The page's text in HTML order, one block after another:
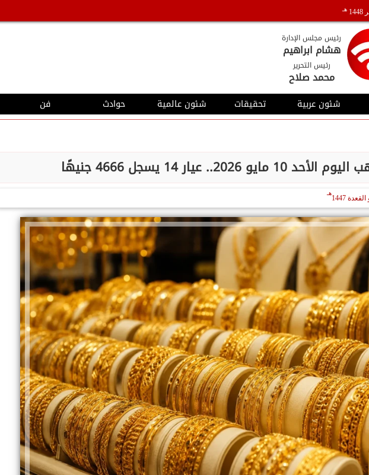
هـ
رئيس مجلس الإدارة
هشام ابراهيم
رئيس التحرير
محمد صلاح
شئون عربية تحقيقات شئون عالمية حوادث فن
مايو 2026.. عيار 14 يسجل 4666 جنيهًا
هـ